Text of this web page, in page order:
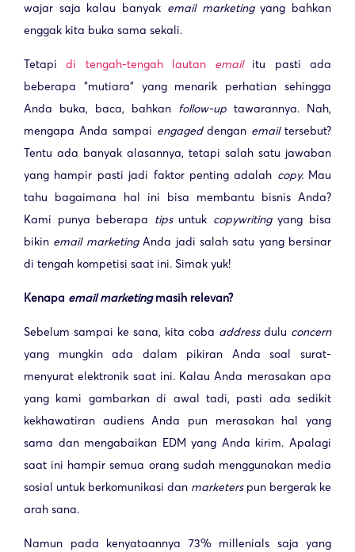
wajar saja kalau banyak email marketingyang bahkan
enggak kita buka sama sekali.
Tetapidi tengah-tengah lautan emailitu pasti ada
beberapa “mutiara“ yang menarik perhatian sehingga
Anda buka, baca, bahkan follow-up tawarannya. Nah,
mengapa Anda sampai engageddengan emailtersebut?
Tentu ada banyak alasannya, tetapi salah satu jawaban
yang hampir pasti jadi faktor penting adalah copy. Mau
tahu bagaimana hal ini bisa membantu bisnis Anda?
Kami punya beberapa tips untuk copywritingyang bisa
bikin email marketingAnda jadi salah satu yang bersinar
di tengah kompetisi saat ini. Simak yuk!
Kenapa email marketingmasih relevan?
Sebelum sampai ke sana, kita coba address dulu concern
yang mungkin ada dalam pikiran Anda soal surat-
menyurat elektronik saat ini. Kalau Anda merasakan apa
yang kami gambarkan di awal tadi, pasti ada sedikit
kekhawatiran audiensAnda pun merasakan hal yang
sama dan mengabaikan EDM yang Anda kirim. Apalagi
saat ini hampir semua orang sudah menggunakan media
sosial untuk berkomunikasi dan marketers pun bergerak ke
arah sana.
Namun pada kenyataannya 73% millenials saja yang